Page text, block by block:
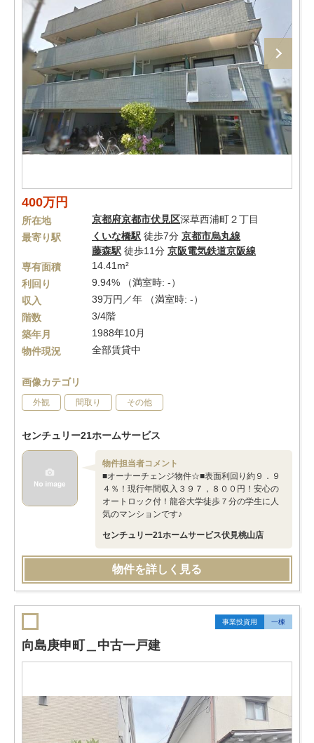
400万円
所在地 京都府京都市伏見区深草西浦町２丁目
最寄り駅
くいな橋駅 徒歩7分 京都市烏丸線
藤森駅 徒歩11分 京阪電気鉄道京阪線
専有面積
14.41m²
利回り
9.94% （満室時: -）
収入
39万円／年 （満室時: -）
階数
3/4階
築年月
1988年10月
物件現況
全部賃貸中
画像カテゴリ
外観 間取り その他
センチュリー21ホームサービス
物件担当者コメント
■オーナーチェンジ物件☆■表面利回り約９．９
４％！現行年間収入３９７，８００円！安心の
オートロック付！龍谷大学徒歩７分の学生に人
気のマンションです♪
センチュリー21ホームサービス伏見桃山店
物件を詳しく見る
事業投資用 一棟
向島庚申町＿中古一戸建